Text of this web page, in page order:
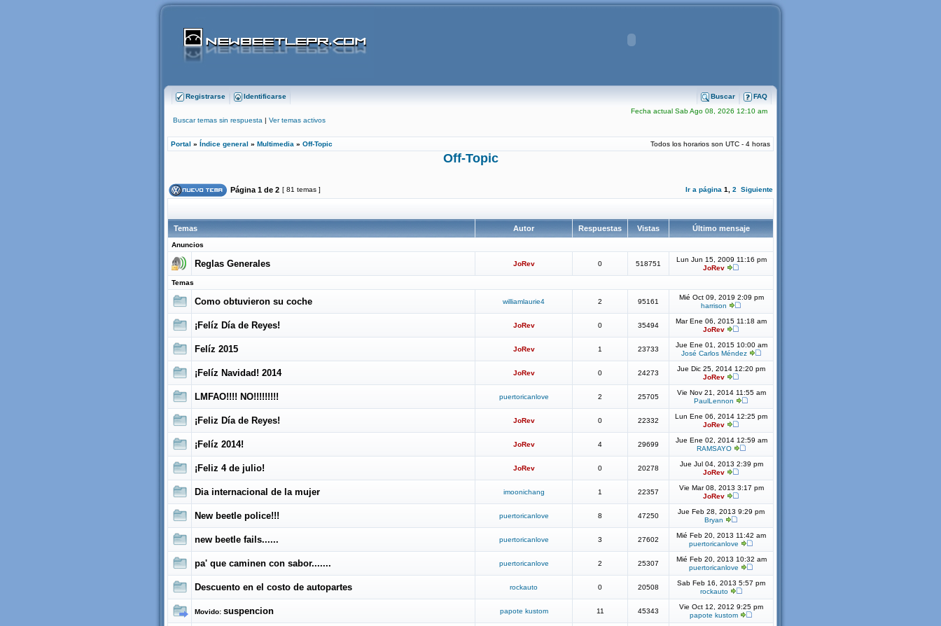
Registrarse Identificarse FAQ
Buscar
Fecha actual Sab Ago 08, 2026 12:10 am
Buscar temas sin respuesta | Ver temas activos
Portal » Índice general » Multimedia » Off-Topic Todos los horarios son UTC - 4 horas
Off-Topic
Página 1 de 2 [ 81 temas ] Ir a página 1 2 Siguiente
Temas Autor Respuestas Vistas Último mensaje
Anuncios
Reglas Generales JoRev 0 518751
Lun Jun 15, 2009 11:16 pm
JoRev
Temas
Como obtuvieron su coche williamlaurie4 2 95161
Mié Oct 09, 2019 2:09 pm
harrison
¡Felíz Día de Reyes! JoRev 0 35494
Mar Ene 06, 2015 11:18 am
JoRev
Felíz 2015 JoRev 1 23733
Jue Ene 01, 2015 10:00 am
José Carlos Méndez
¡Felíz Navidad! 2014 JoRev 0 24273
Jue Dic 25, 2014 12:20 pm
JoRev
LMFAO!!!! NO!!!!!!!!! puertoricanlove 2 25705
Vie Nov 21, 2014 11:55 am
PaulLennon
¡Feliz Día de Reyes! JoRev 0 22332
Lun Ene 06, 2014 12:25 pm
JoRev
¡Felíz 2014! JoRev 4 29699
Jue Ene 02, 2014 12:59 am
RAMSAYO
¡Feliz 4 de julio! JoRev 0 20278
Jue Jul 04, 2013 2:39 pm
JoRev
Dia internacional de la mujer imoonichang 1 22357
Vie Mar 08, 2013 3:17 pm
JoRev
New beetle police!!! puertoricanlove 8 47250
Jue Feb 28, 2013 9:29 pm
Bryan
new beetle fails...... puertoricanlove 3 27602
Mié Feb 20, 2013 11:42 am
puertoricanlove
pa' que caminen con sabor....... puertoricanlove 2 25307
Mié Feb 20, 2013 10:32 am
puertoricanlove
Descuento en el costo de autopartes rockauto 0 20508
Sab Feb 16, 2013 5:57 pm
rockauto
Movido: suspencion papote kustom 11 45343
Vie Oct 12, 2012 9:25 pm
papote kustom